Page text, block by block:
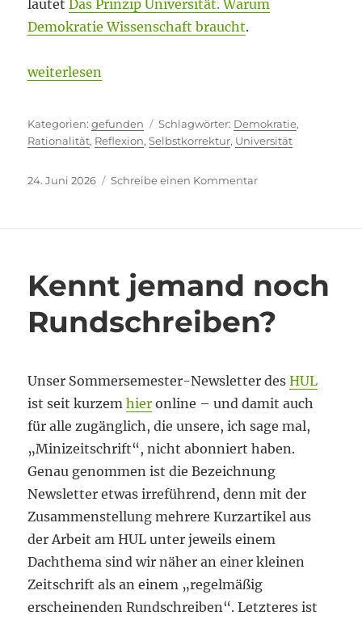
lautet Das Prinzip Universität. Warum
Demokratie Wissenschaft braucht.
„Den Dingen auf den Grund gehen“
weiterlesen
Kategorien
gefunden Schlagwörter
Demokratie,
Rationalität, Reflexion,Selbstkorrektur, Universität
Veröffentlicht
24. Juni 2026 Schreibe einen Kommentarzu
gehen
Kennt jemand noch
Rundschreiben?
Unser Sommersemester-Newsletter desHUL
ist seit kurzemhier online – und damit auch
für alle zugänglich, die unsere, ich sage mal,
„Minizeitschrift“, nicht abonniert haben.
Genau genommen ist die Bezeichnung
Newsletter etwas irreführend, denn mit der
Zusammenstellung mehrere Kurzartikel aus
der Arbeit am HUL unter jeweils einem
Dachthema sind wir näher an einer kleinen
Zeitschrift als an einem „regelmäßig
erscheinenden Rundschreiben“. Letzteres ist